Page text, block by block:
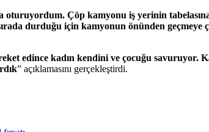
oturuyordum. Çöp kamyonu iş yerinin
durduğu için kamyonun önünden geçmeye
edince kadın kendini ve çocuğu savuruyor.
” açıklamasını gerçekleştirdi.